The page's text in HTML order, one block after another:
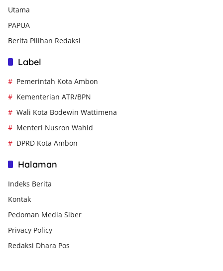
Utama
PAPUA
Berita Pilihan Redaksi
Label
Pemerintah Kota Ambon
Kementerian ATR/BPN
Wali Kota Bodewin Wattimena
Menteri Nusron Wahid
DPRD Kota Ambon
Halaman
Indeks Berita
Kontak
Pedoman Media Siber
Privacy Policy
Redaksi Dhara Pos